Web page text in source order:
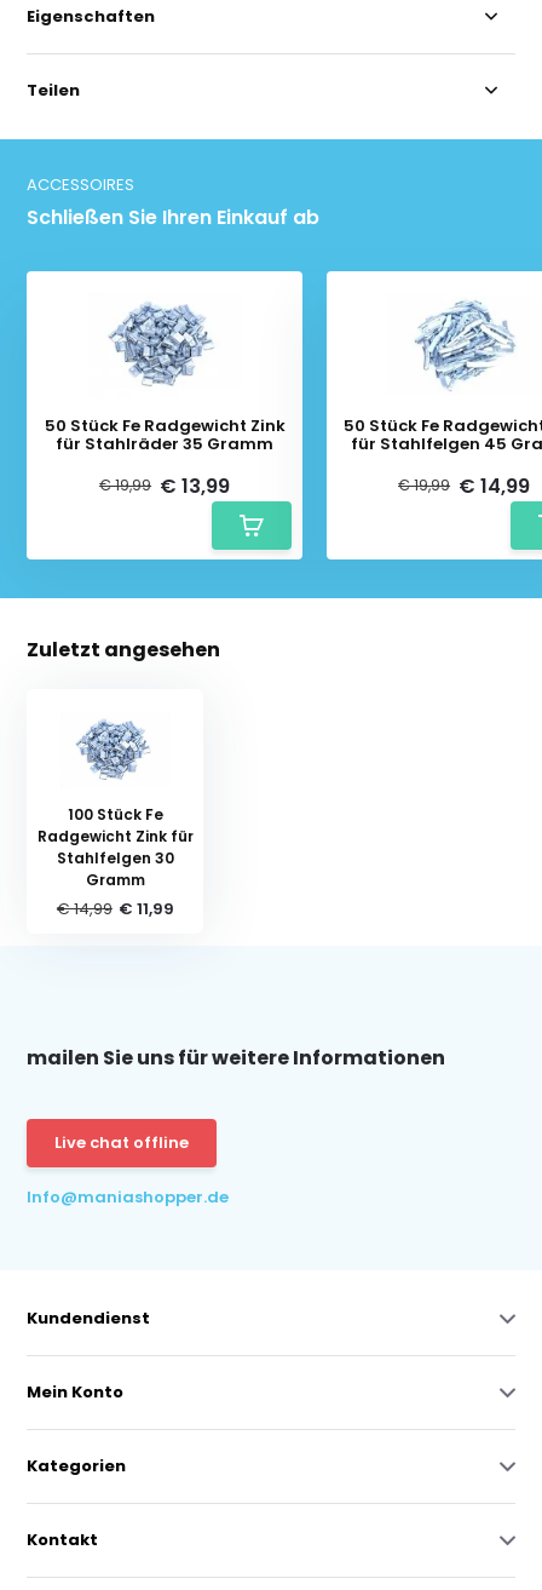
Eigenschaften
Teilen
ACCESSOIRES
Schließen Sie Ihren Einkauf ab
50 Stück Fe Radgewicht Zink
für Stahlräder 35 Gramm
€ 19,99 € 13,99
50 Stück Fe
für Stahlfelgen 45
€ 19,99 € 14,99
Zuletzt angesehen
100 Stück Fe
Radgewicht Zink für
Stahlfelgen 30
Gramm
€ 14,99 € 11,99
mailen Sie uns für weitere Informationen
Live chat offline
Info@maniashopper.de
Kundendienst
Mein Konto
Kategorien
Kontakt